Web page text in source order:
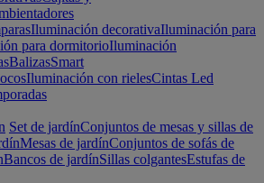
Iluminación decorativaIluminación para
para dormitorioIluminación
BalizasSmart
Iluminación con rielesCintas Led
Set de jardínConjuntos de mesas y sillas de
Mesas de jardínConjuntos de sofás de
Bancos de jardínSillas colgantesEstufas de